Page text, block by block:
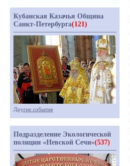
Кубанская Казачья Община
Санкт-Петербурга(121)
Другие события
Подразделение Экологической
полиции «Невской Сечи»(537)